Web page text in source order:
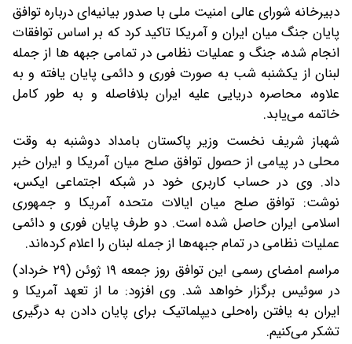
دبیرخانه شورای عالی امنیت ملی با صدور بیانیه‌ای درباره توافق
پایان جنگ میان ایران و آمریکا تاکید کرد که بر اساس توافقات
انجام شده، جنگ و عملیات نظامی در تمامی جبهه ها از جمله
لبنان از یکشنبه شب به صورت فوری و دائمی پایان یافته و به
علاوه، محاصره دریایی علیه ایران بلافاصله و به طور کامل
خاتمه می‌یابد.
شهباز شریف نخست‌ وزیر پاکستان بامداد دوشنبه به وقت
محلی در پیامی از حصول توافق صلح میان آمریکا و ایران خبر
داد. وی در حساب کاربری خود در شبکه اجتماعی ایکس،
نوشت: توافق صلح میان ایالات متحده آمریکا و جمهوری
اسلامی ایران حاصل شده است. دو طرف پایان فوری و دائمی
عملیات نظامی در تمام جبهه‌ها از جمله لبنان را اعلام کرده‌اند.
مراسم امضای رسمی این توافق روز جمعه ۱۹ ژوئن (۲۹ خرداد)
در سوئیس برگزار خواهد شد. وی افزود: ما از تعهد آمریکا و
ایران به یافتن راه‌حلی دیپلماتیک برای پایان دادن به درگیری
تشکر می‌کنیم.